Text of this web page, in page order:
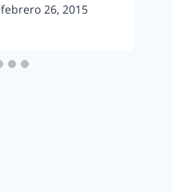
febrero 26, 2015